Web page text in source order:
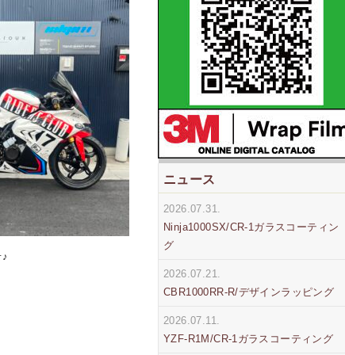
ニュース
2026.07.31.
Ninja1000SX/CR-1ガラスコーティン
グ
2026.07.21.
CBR1000RR-R/デザインラッピング
2026.07.11.
YZF-R1M/CR-1ガラスコーティング